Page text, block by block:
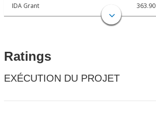
IDA Grant 363.90
Ratings
EXÉCUTION DU PROJET